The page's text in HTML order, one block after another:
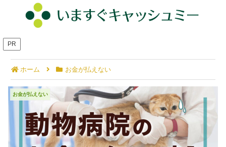
PR
ホーム お金が払えない
動物病院のお金が無い時！8つの対処法で大切なペッ
トを守ろう！
お金が払えない